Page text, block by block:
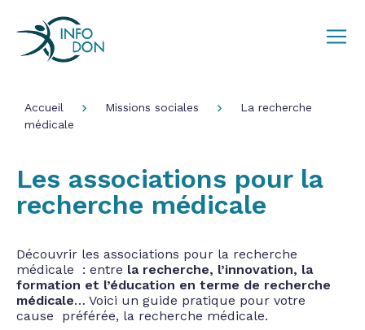
Accueil Missions sociales
La recherche
médicale
Les associations pour la
recherche médicale
Découvrir les associations pour la recherche
médicale : entre la recherche, l’innovation, la
formation et l’éducation en terme de recherche
médicale… Voici un guide pratique pour votre
cause préférée, la recherche médicale.